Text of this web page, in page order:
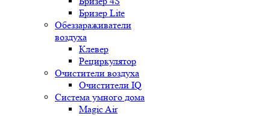
Бризер Lite
Обеззараживатели
воздуха
Клевер
Рециркулятор
Очистители воздуха
Очистители IQ
Система умного дома
Magic Air